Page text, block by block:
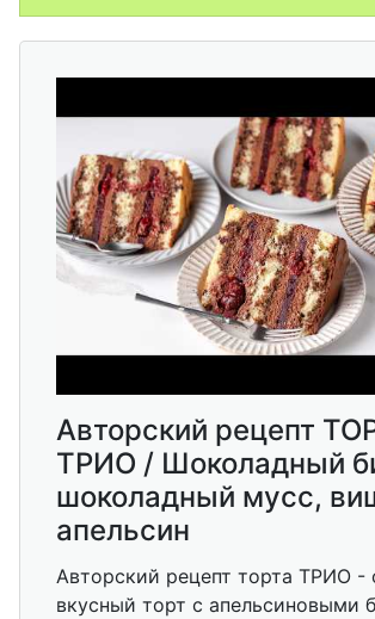
Авторский рецепт
ТРИО / Шоколадный
шоколадный мусс,
апельсин
Авторский рецепт торта ТРИО -
вкусный торт с апельсиновыми